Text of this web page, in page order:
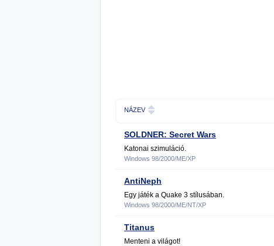
NÁZEV
SOLDNER: Secret Wars
Katonai szimuláció.
Windows 98/2000/ME/XP
AntiNeph
Egy játék a Quake 3 stílusában.
Windows 98/2000/ME/NT/XP
Titanus
Menteni a világot!